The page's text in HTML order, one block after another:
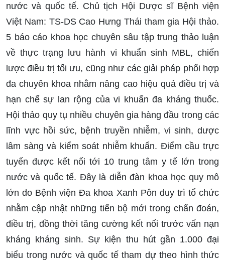
nước và quốc tế. Chủ tịch Hội Dược sĩ Bệnh viện
Việt Nam: TS-DS Cao Hưng Thái tham gia Hội thảo.
5 báo cáo khoa học chuyên sâu tập trung thảo luận
về thực trạng lưu hành vi khuẩn sinh MBL, chiến
lược điều trị tối ưu, cũng như các giải pháp phối hợp
đa chuyên khoa nhằm nâng cao hiệu quả điều trị và
hạn chế sự lan rộng của vi khuẩn đa kháng thuốc.
Hội thảo quy tụ nhiều chuyên gia hàng đầu trong các
lĩnh vực hồi sức, bệnh truyền nhiễm, vi sinh, dược
lâm sàng và kiểm soát nhiễm khuẩn. Điểm cầu trực
tuyến được kết nối tới 10 trung tâm y tế lớn trong
nước và quốc tế. Đây là diễn đàn khoa học quy mô
lớn do Bệnh viện Đa khoa Xanh Pôn duy trì tổ chức
nhằm cập nhật những tiến bộ mới trong chẩn đoán,
điều trị, đồng thời tăng cường kết nối trước vấn nạn
kháng kháng sinh. Sự kiện thu hút gần 1.000 đại
biểu trong nước và quốc tế tham dự theo hình thức